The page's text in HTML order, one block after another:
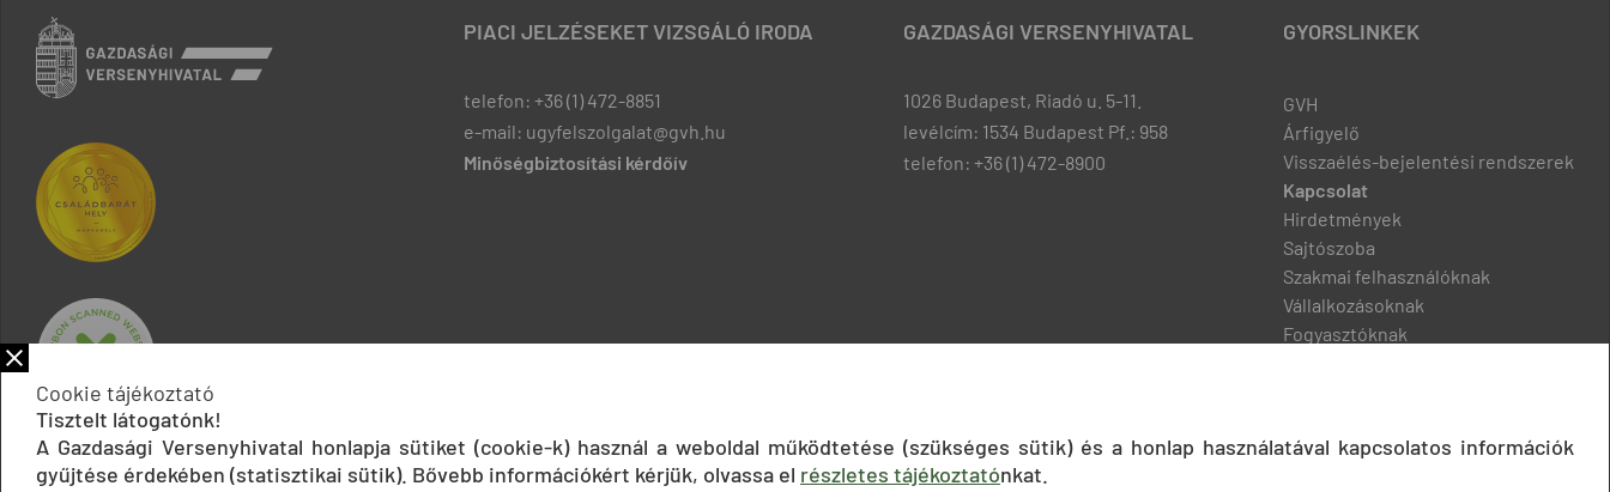
PIACI JELZÉSEKET VIZSGÁLÓ IRODA
telefon: +36 (1) 472-8851
e-mail: ugyfelszolgalat@gvh.hu
Minőségbiztosítási kérdőív
GAZDASÁGI VERSENYHIVATAL
1026 Budapest, Riadó u. 5-11.
levélcím: 1534 Budapest Pf.: 958
telefon: +36 (1) 472-8900
GYORSLINKEK
GVH
Árfigyelő
Visszaélés-bejelentési rendszerek
Kapcsolat
Hirdetmények
Sajtószoba
Szakmai felhasználóknak
Vállalkozásoknak
Fogyasztóknak
Cookie tájékoztató
Tisztelt látogatónk!
A Gazdasági Versenyhivatal honlapja sütiket (cookie-k) használ a weboldal működtetése (szükséges sütik) és a honlap használatával kapcsolatos információk
gyűjtése érdekében (statisztikai sütik). Bővebb információkért kérjük, olvassa el részletes tájékoztatónkat.